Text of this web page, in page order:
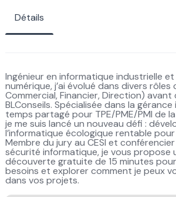
Détails
Ingénieur en informatique industrielle
numérique, j’ai évolué dans divers rôles
Commercial, Financier, Direction)
BLConseils. Spécialisée dans la
temps partagé pour TPE/PME/PMI de
je me suis lancé un nouveau défi :
l’informatique écologique rentable
Membre du jury au CESI et
sécurité informatique, je vous propose
découverte gratuite de 15 minutes
besoins et explorer comment je peux
dans vos projets.